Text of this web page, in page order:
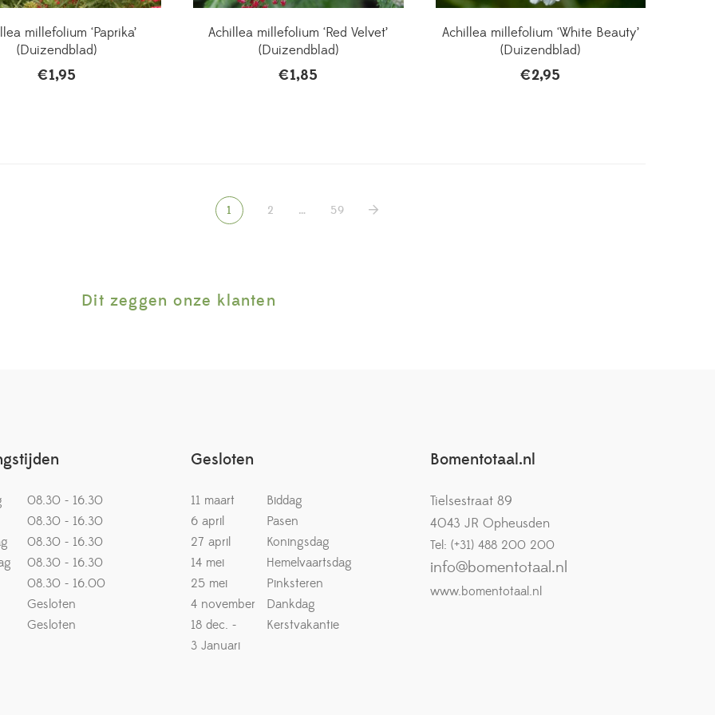
millefolium ‘Paprika’
(Duizendblad)
€1,95
Achillea millefolium ‘Red Velvet’
(Duizendblad)
€1,85
Achillea millefolium ‘White Beauty’
(Duizendblad)
€2,95
1 2 … 59
Dit zeggen onze klanten
08.30 - 16.30
08.30 - 16.30
08.30 - 16.30
08.30 - 16.30
08.30 - 16.00
Gesloten
Gesloten
Gesloten
11 maart
Biddag
6 april
Pasen
27 april
Koningsdag
14 mei
Hemelvaartsdag
25 mei
Pinksteren
4 november
Dankdag
18 dec. -
Kerstvakantie
3 Januari
Bomentotaal.nl
Tielsestraat 89
4043 JR Opheusden
Tel: (+31) 488 200 200
info@bomentotaal.nl
www.bomentotaal.nl